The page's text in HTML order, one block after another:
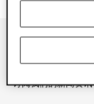
订阅我们的新闻资